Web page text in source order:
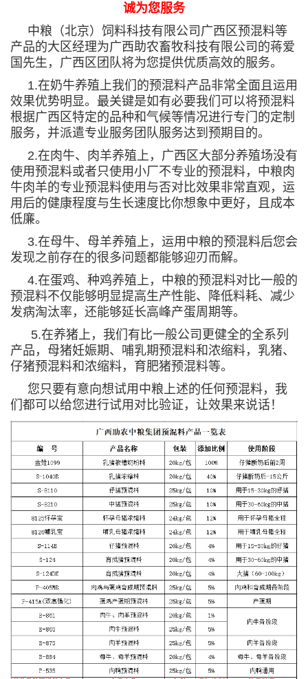
诚为您服务
中粮（北京）饲料科技有限公司广西区预混料等
产品的大区经理为广西助农畜牧科技有限公司的蒋爱
国先生，广西区团队将为您提供优质高效的服务。
1.在奶牛养殖上我们的预混料产品非常全面且运用
效果优势明显。最关键是如有必要我们可以将预混料
根据广西区特定的品种和气候等情况进行专门的定制
服务，并派遣专业服务团队服务达到预期目的。
2.在肉牛、肉羊养殖上，广西区大部分养殖场没有
使用预混料或者只使用小厂不专业的预混料，中粮肉
牛肉羊的专业预混料使用与否对比效果非常直观，运
用后的健康程度与生长速度比你想象中更好，且成本
低廉。
3.在母牛、母羊养殖上，运用中粮的预混料后您会
发现之前存在的很多问题都能够迎刃而解。
4.在蛋鸡、种鸡养殖上，中粮的预混料对比一般的
预混料不仅能够明显提高生产性能、降低料耗、减少
发病淘汰率，还能够延长高峰产蛋周期等。
5.在养猪上，我们有比一般公司更健全的全系列
产品，母猪妊娠期、哺乳期预混料和浓缩料，乳猪、
仔猪预混料和浓缩料，育肥猪预混料等。
您只要有意向想试用中粮上述的任何预混料，我
们都可以给您进行试用对比验证，让效果来说话！